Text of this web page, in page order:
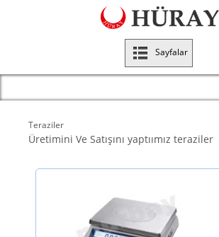
Sayfalar
Teraziler
Üretimini Ve Satışını yaptıımız teraziler